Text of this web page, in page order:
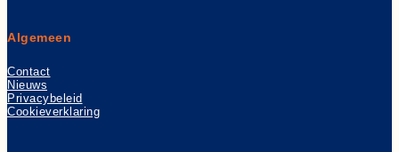
Algemeen
Contact
Nieuws
Privacybeleid
Cookieverklaring